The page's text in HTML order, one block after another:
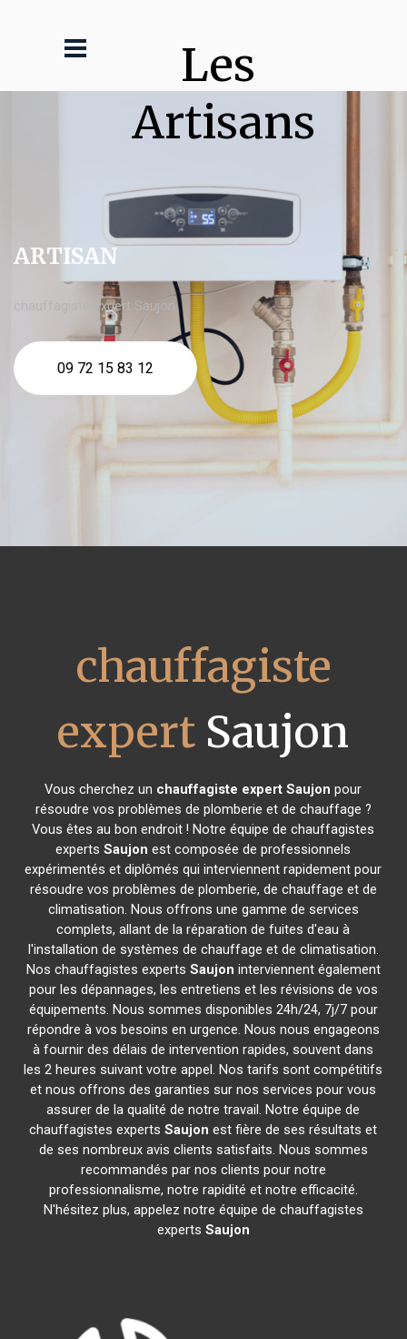
Les
Artisans
ARTISAN
chauffagiste expert Saujon
09 72 15 83 12
chauffagiste
expert Saujon
Vous cherchez un chauffagiste expert Saujon pour
résoudre vos problèmes de plomberie et de chauffage ?
Vous êtes au bon endroit ! Notre équipe de chauffagistes
expertsSaujon est composée de professionnels
expérimentés et diplômés qui interviennent rapidement pour
résoudre vos problèmes de plomberie, de chauffage et de
climatisation. Nous offrons une gamme de services
complets, allant de la réparation de fuites d'eau à
l'installation de systèmes de chauffage et de climatisation.
Nos chauffagistes experts Saujon interviennent également
pour les dépannages, les entretiens et les révisions de vos
équipements. Nous sommes disponibles 24h/24, 7j/7 pour
répondre à vos besoins en urgence. Nous nous engageons
à fournir des délais de intervention rapides, souvent dans
les 2 heures suivant votre appel. Nos tarifs sont compétitifs
et nous offrons des garanties sur nos services pour vous
assurer de la qualité de notre travail. Notre équipe de
chauffagistes expertsSaujon est fière de ses résultats et
de ses nombreux avis clients satisfaits. Nous sommes
recommandés par nos clients pour notre
professionnalisme, notre rapidité et notre efficacité.
N'hésitez plus, appelez notre équipe de chauffagistes
experts Saujon